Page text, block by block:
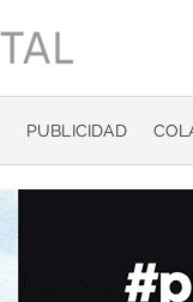
PUBLICIDAD